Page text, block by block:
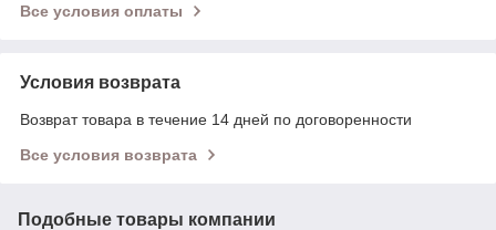
Все условия оплаты
Условия возврата
Возврат товара в течение 14 дней по договоренности
Все условия возврата
Подобные товары компании